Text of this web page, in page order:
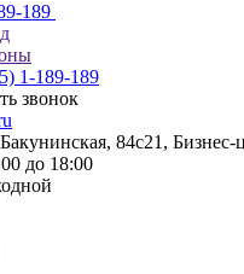
189
1-189-189
звонок
84с21,
до 18:00